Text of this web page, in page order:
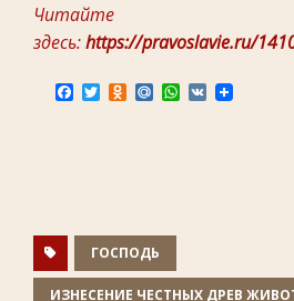
Читайте
здесь:https://pravoslavie.ru/
T O
s
n
i
k
M W V
ГОСПОДЬ
ИЗНЕСЕНИЕ ЧЕСТНЫХ ДРЕВ